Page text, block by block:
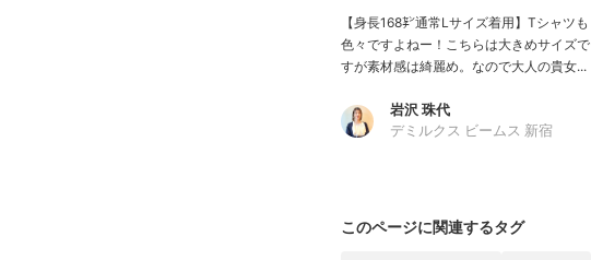
【身長168㌢通常Lサイズ着用】Tシャツも
色々ですよねー！こちらは大きめサイズで
すが素材感は綺麗め。なので大人の貴女...
岩沢 珠代
デミルクス ビームス 新宿
このページに関連するタグ